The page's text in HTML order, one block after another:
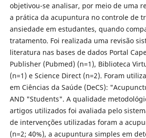
objetivou-se analisar, por meio de uma
a prática da acupuntura no controle de
ansiedade em estudantes, quando
tratamento. Foi realizada uma revisão
literatura nas bases de dados Portal
Publisher (Pubmed) (n=1), Biblioteca
(n=1) e Science Direct (n=2). Foram
em Ciências da Saúde (DeCS):
AND "Students". A qualidade
artigos utilizados foi avaliada pelo
de intervenções utilizadas foram a
(n=2; 40%), a acupuntura simples em